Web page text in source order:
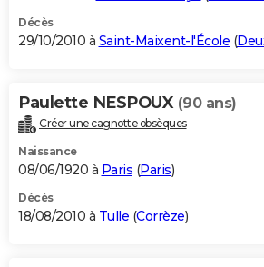
Décès
29/10/2010 à Saint-Maixent-l'École (
Paulette NESPOUX (90 ans)
Créer une cagnotte obsèques
Naissance
08/06/1920 à Paris (Paris)
Décès
18/08/2010 à Tulle (Corrèze)